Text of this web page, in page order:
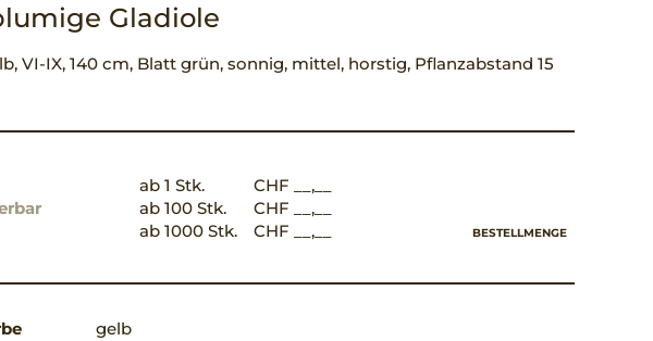
Gladiole
VI-IX, 140 cm, Blatt grün, sonnig, mittel, horstig, Pflanzabstand 15
ab 1 Stk.
CHF __,__
ab 100 Stk.
CHF __,__
ab 1000 Stk.
CHF __,__ BESTELLMENGE
gelb